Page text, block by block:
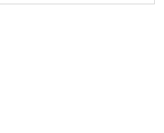
ザをイメージさせるRooftop Bar